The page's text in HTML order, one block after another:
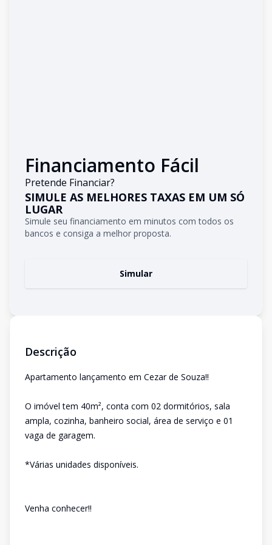
Financiamento Fácil
Pretende Financiar?
SIMULE AS MELHORES TAXAS EM UM SÓ
LUGAR
Simule seu financiamento em minutos com todos os
bancos e consiga a melhor proposta.
Simular
Descrição
Apartamento lançamento em Cezar de Souza!!
O imóvel tem 40m², conta com 02 dormitórios, sala
ampla, cozinha, banheiro social, área de serviço e 01
vaga de garagem.
*Várias unidades disponíveis.
Venha conhecer!!